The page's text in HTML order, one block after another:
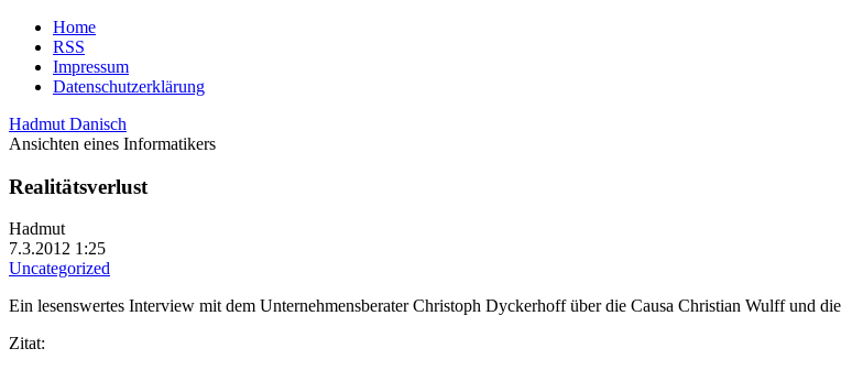
Home
RSS
Impressum
Datenschutzerklärung
Hadmut Danisch
Ansichten eines Informatikers
Realitätsverlust
Hadmut
7.3.2012 1:25
Uncategorized
Ein lesenswertes Interview mit dem Unternehmensberater Christoph Dyckerhoff über die Causa Christian Wulff und
Zitat: